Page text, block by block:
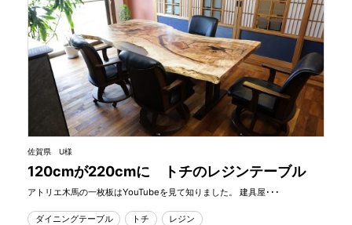
佐賀県 U様
120cmが220cmに トチのレジンテーブル
アトリエ木馬の一枚板はYouTubeを見て知りました。 建具屋･･･
ダイニングテーブル トチ レジン